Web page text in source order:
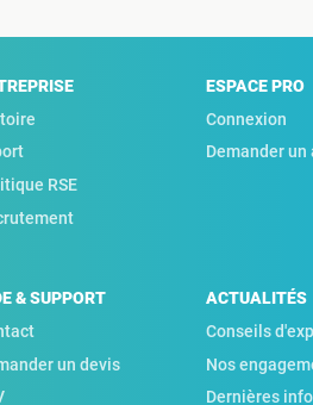
RSE
ESPACE PRO
Connexion
Demander un
& SUPPORT
un devis
ACTUALITÉS
Conseils
Nos
Dernières